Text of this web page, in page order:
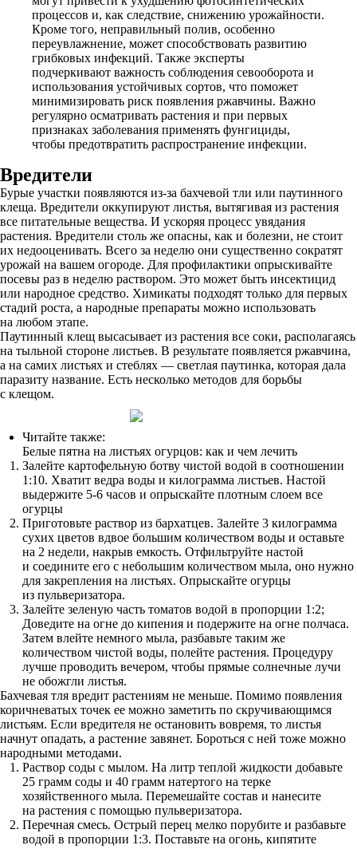
процессов и, как следствие, снижению урожайности.
Кроме того, неправильный полив, особенно
переувлажнение, может способствовать развитию
грибковых инфекций. Также эксперты
подчеркивают важность соблюдения севооборота и
использования устойчивых сортов, что поможет
минимизировать риск появления ржавчины. Важно
регулярно осматривать растения и при первых
признаках заболевания применять фунгициды,
чтобы предотвратить распространение инфекции.
Вредители
Бурые участки появляются из-за бахчевой тли или паутинного
клеща. Вредители оккупируют листья, вытягивая из растения
все питательные вещества. И ускоряя процесс увядания
растения. Вредители столь же опасны, как и болезни, не стоит
их недооценивать. Всего за неделю они существенно сократят
урожай на вашем огороде. Для профилактики опрыскивайте
посевы раз в неделю раствором. Это может быть инсектицид
или народное средство. Химикаты подходят только для первых
стадий роста, а народные препараты можно использовать
на любом этапе.
Паутинный клещ высасывает из растения все соки, располагаясь
на тыльной стороне листьев. В результате появляется ржавчина,
а на самих листьях и стеблях — светлая паутинка, которая дала
паразиту название. Есть несколько методов для борьбы
с клещом.
Читайте также:
Белые пятна на листьях огурцов: как и чем лечить
Залейте картофельную ботву чистой водой в соотношении
1:10. Хватит ведра воды и килограмма листьев. Настой
выдержите 5-6 часов и опрыскайте плотным слоем все
огурцы
Приготовьте раствор из бархатцев. Залейте 3 килограмма
сухих цветов вдвое большим количеством воды и оставьте
на 2 недели, накрыв емкость. Отфильтруйте настой
и соедините его с небольшим количеством мыла, оно нужно
для закрепления на листьях. Опрыскайте огурцы
из пульверизатора.
Залейте зеленую часть томатов водой в пропорции 1:2;
Доведите на огне до кипения и подержите на огне полчаса.
Затем влейте немного мыла, разбавьте таким же
количеством чистой воды, полейте растения. Процедуру
лучше проводить вечером, чтобы прямые солнечные лучи
не обожгли листья.
Бахчевая тля вредит растениям не меньше. Помимо появления
коричневатых точек ее можно заметить по скручивающимся
листьям. Если вредителя не остановить вовремя, то листья
начнут опадать, а растение завянет. Бороться с ней тоже можно
народными методами.
Раствор соды с мылом. На литр теплой жидкости добавьте
25 грамм соды и 40 грамм натертого на терке
хозяйственного мыла. Перемешайте состав и нанесите
на растения с помощью пульверизатора.
Перечная смесь. Острый перец мелко порубите и разбавьте
водой в пропорции 1:3. Поставьте на огонь, кипятите